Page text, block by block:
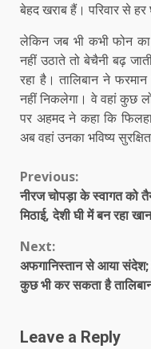
बेहद खराब हैं। परिवार से हर
लेकिन जब भी कभी फोन का
नहीं उठाते तो बेचैनी बढ़
रहा है। तालिबान ने
नहीं निकलेगा। वे वहां कुछ
पर अहमद ने कहा कि
अब वहां उनका भविष्य
Continue
Reading
Previous:
नीरज चोपड़ा के स्वागत को
मिठाई, देशी घी में बन रहा
Next:
अफगानिस्तान से आया संदेश;
कुछ भी कर सकता है
Leave a Reply